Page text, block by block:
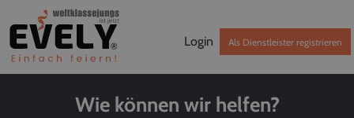
Login Als Dienstleister registrieren
Wie können wir helfen?